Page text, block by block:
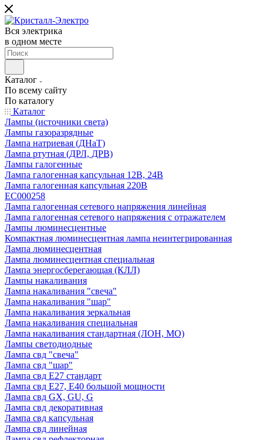
Вся электрика
в одном месте
Каталог
По всему сайту
По каталогу
Каталог
Лампы (источники света)
Лампы газоразрядные
Лампа натриевая (ДНаТ)
Лампа ртутная (ДРЛ, ДРВ)
Лампы галогенные
Лампа галогенная капсульная 12В, 24В
Лампа галогенная капсульная 220В
EC000258
Лампа галогенная сетевого напряжения линейная
Лампа галогенная сетевого напряжения с отражателем
Лампы люминесцентные
Компактная люминесцентная лампа неинтегрированная
Лампа люминесцентная
Лампа люминесцентная специальная
Лампа энергосберегающая (КЛЛ)
Лампы накаливания
Лампа накаливания "свеча"
Лампа накаливания "шар"
Лампа накаливания зеркальная
Лампа накаливания специальная
Лампа накаливания стандартная (ЛОН, МО)
Лампы светодиодные
Лампа свд "свеча"
Лампа свд "шар"
Лампа свд E27 стандарт
Лампа свд E27, Е40 большой мощности
Лампа свд GX, GU, G
Лампа свд декоративная
Лампа свд капсульная
Лампа свд линейная